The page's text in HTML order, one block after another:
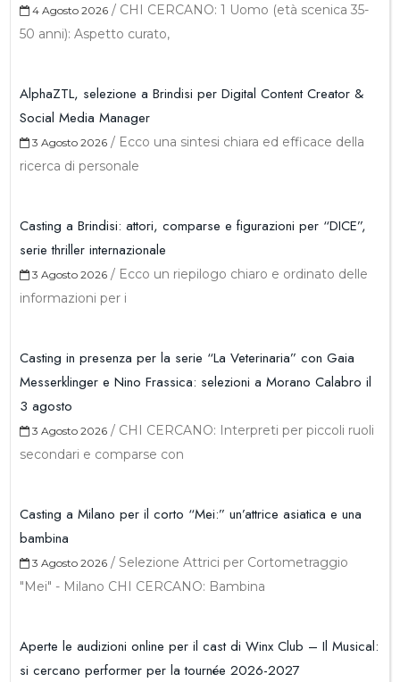
4 Agosto 2026 / CHI CERCANO: 1 Uomo (età scenica 35-
50 anni): Aspetto curato,
AlphaZTL, selezione a Brindisi per Digital Content Creator &
Social Media Manager
3 Agosto 2026 / Ecco una sintesi chiara ed efficace della
ricerca di personale
Casting a Brindisi: attori, comparse e figurazioni per “DICE”,
serie thriller internazionale
3 Agosto 2026 / Ecco un riepilogo chiaro e ordinato delle
informazioni per i
Casting in presenza per la serie “La Veterinaria” con Gaia
Messerklinger e Nino Frassica: selezioni a Morano Calabro il
3 agosto
3 Agosto 2026 / CHI CERCANO: Interpreti per piccoli ruoli
secondari e comparse con
Casting a Milano per il corto “Mei:” un’attrice asiatica e una
bambina
3 Agosto 2026 / Selezione Attrici per Cortometraggio
"Mei" - Milano CHI CERCANO: Bambina
Aperte le audizioni online per il cast di Winx Club – Il Musical:
si cercano performer per la tournée 2026-2027